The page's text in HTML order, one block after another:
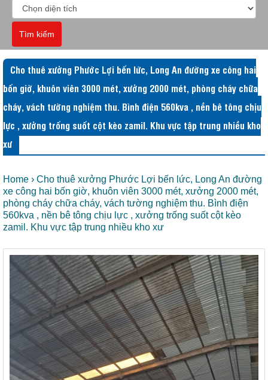
Tìm kiếm
Cho thuê xưởng Phước Lợi bến lức, Long An đường xe công hai
bốn giờ, khuôn viên 3000 mét, xưởng 2000 mét, phòng cháy chữa
cháy, vách tường nghiệm thu. Bình điện 560kva , nền bê tông chịu
lực , xưởng trống suốt cột kèo zamil. Khu vực tập trung nhiều kho
xư
Home › Cho thuê xưởng Phước Lợi bến lức, Long An đường
xe công hai bốn giờ, khuôn viên 3000 mét, xưởng 2000 mét,
phòng cháy chữa cháy, vách tường nghiệm thu. Bình điện
560kva , nền bê tông chịu lực , xưởng trống suốt cột kèo
zamil. Khu vực tập trung nhiều kho xư